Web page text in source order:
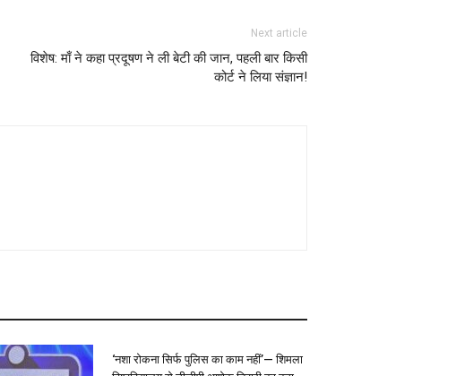
Next article
विशेष: माँ ने कहा प्रदूषण ने ली बेटी की जान, पहली बार किसी
कोर्ट ने लिया संज्ञान!
‘नशा रोकना सिर्फ पुलिस का काम नहीं’— शिमला